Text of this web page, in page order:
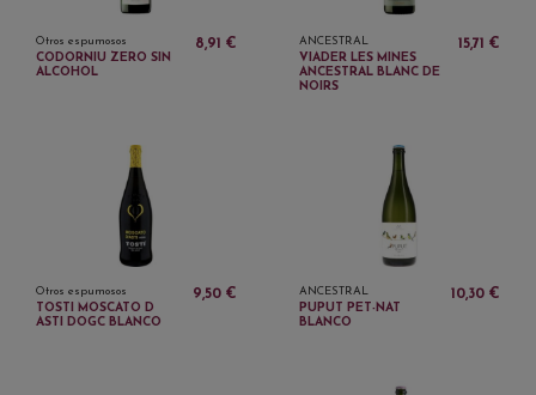
Otros espumosos
CODORNIU ZERO SIN
ALCOHOL
8,91 € ANCESTRAL
VIADER LES MINES
ANCESTRAL BLANC DE
NOIRS
15,71 €
Otros espumosos
TOSTI MOSCATO D
ASTI DOGC BLANCO
9,50 € ANCESTRAL
PUPUT PET-NAT
BLANCO
10,30 €